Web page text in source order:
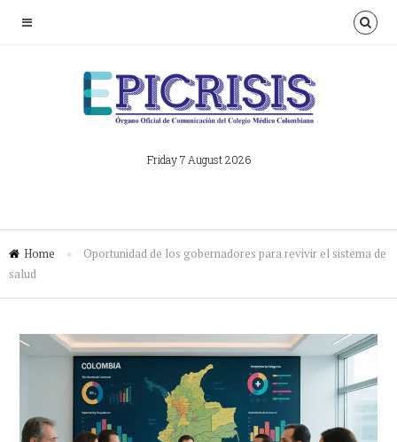
Friday 7 August 2026
Home »
Oportunidad de los gobernadores para revivir el sistema de
salud